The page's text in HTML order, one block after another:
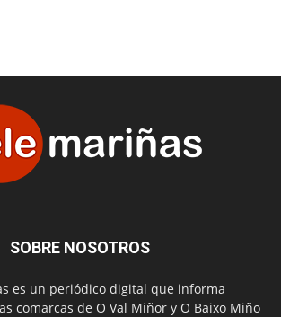
SOBRE NOSOTROS
es un periódico digital que informa
comarcas de O Val Miñor y O Baixo Miño